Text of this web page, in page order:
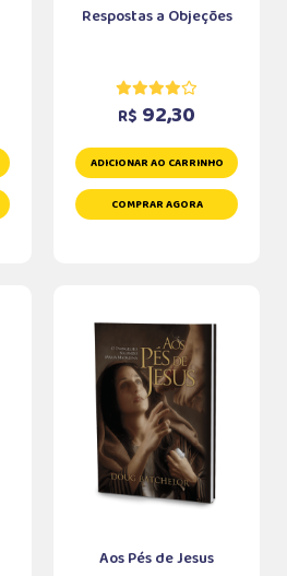
Respostas a Objeções
R$ 92,30
ADICIONAR AO CARRINHO
COMPRAR AGORA
Aos Pés de Jesus